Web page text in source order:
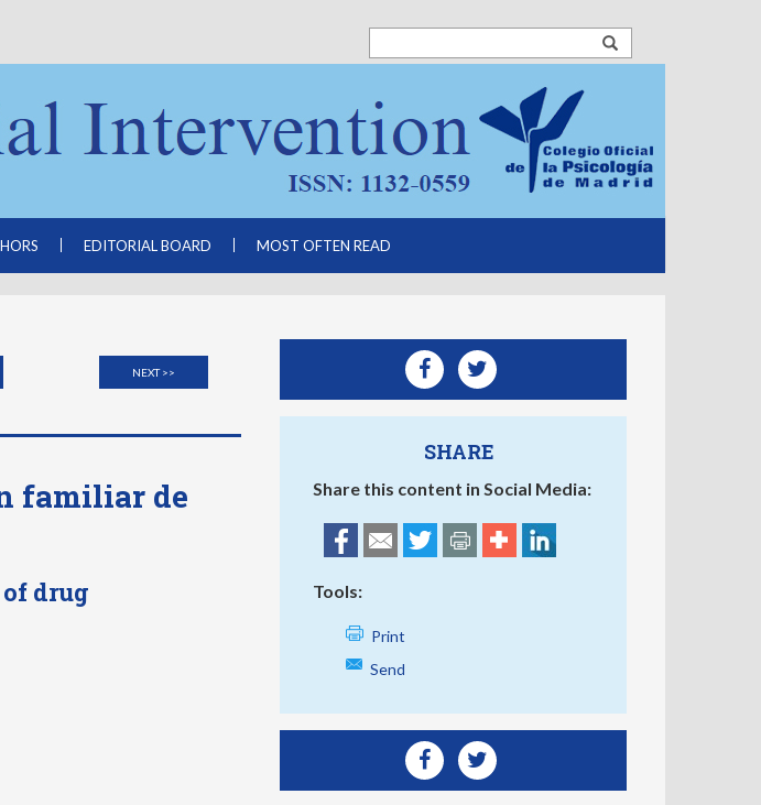
EDITORIAL BOARD MOST OFTEN READ
NEXT >>
familiar de
drug
SHARE
Share this content in Social Media:
Tools:
Print
Send